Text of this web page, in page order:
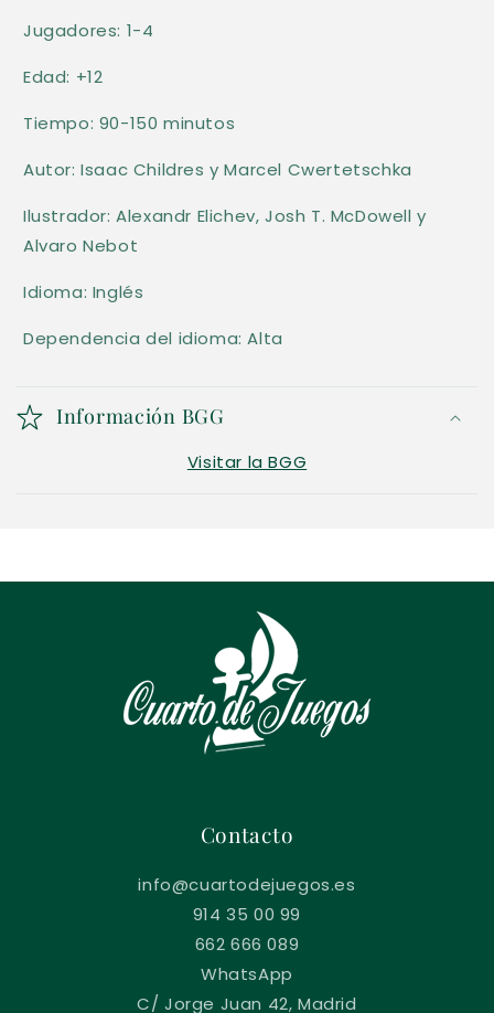
a
b
Jugadores: 1-4
Edad: +12
Tiempo: 90-150 minutos
Autor: Isaac Childres y Marcel Cwertetschka
Ilustrador: Alexandr Elichev, Josh T. McDowell y
Alvaro Nebot
Idioma: Inglés
Dependencia del idioma: Alta
Información BGG
Visitar la BGG
Contacto
info@cuartodejuegos.es
914 35 00 99
662 666 089
WhatsApp
C/ Jorge Juan 42, Madrid